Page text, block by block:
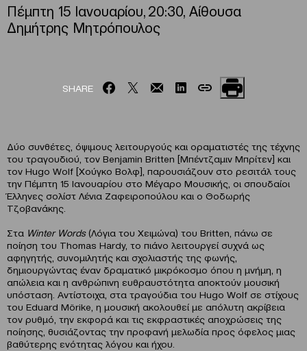
Πέμπτη 15 Ιανουαρίου, 20:30, Αίθουσα
Δημήτρης Μητρόπουλος
SHARE
Δύο συνθέτες, όψιμους λειτουργούς και οραματιστές της τέχνης
του τραγουδιού, τον Benjamin Britten [Μπέντζαμιν Μπρίτεν] και
τον Hugo Wolf [Χούγκο Βολφ], παρουσιάζουν στο ρεσιτάλ τους
την Πέμπτη 15 Ιανουαρίου στο Μέγαρο Μουσικής, οι σπουδαίοι
Έλληνες σολίστ Λένια Ζαφειροπούλου και ο Θοδωρής
Τζοβανάκης.
Στα Winter Words(Λόγια του Χειμώνα) του Britten, πάνω σε
ποίηση του Thomas Hardy, το πιάνο λειτουργεί συχνά ως
αφηγητής, συνομιλητής και σχολιαστής της φωνής,
δημιουργώντας έναν δραματικό μικρόκοσμο όπου η μνήμη, η
απώλεια και η ανθρώπινη ευθραυστότητα αποκτούν μουσική
υπόσταση. Αντίστοιχα, στα τραγούδια του Hugo Wolf σε στίχους
του Eduard Mörike, η μουσική ακολουθεί με απόλυτη ακρίβεια
τον ρυθμό, την εκφορά και τις εκφραστικές αποχρώσεις της
ποίησης, θυσιάζοντας την προφανή μελωδία προς όφελος μιας
βαθύτερης ενότητας λόγου και ήχου.